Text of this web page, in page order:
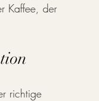
Kaffee, der
richtige